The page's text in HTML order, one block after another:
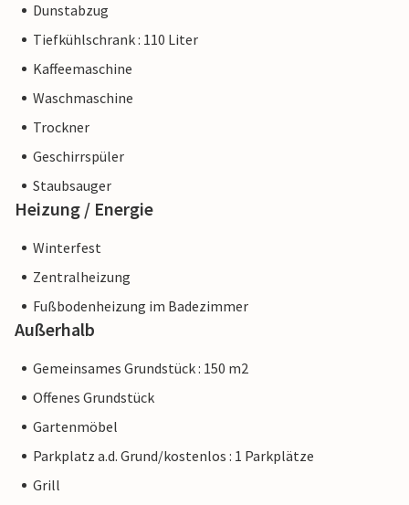
Dunstabzug
Tiefkühlschrank : 110 Liter
Kaffeemaschine
Waschmaschine
Trockner
Geschirrspüler
Staubsauger
Heizung / Energie
Winterfest
Zentralheizung
Fußbodenheizung im Badezimmer
Außerhalb
Gemeinsames Grundstück : 150 m2
Offenes Grundstück
Gartenmöbel
Parkplatz a.d. Grund/kostenlos : 1 Parkplätze
Grill